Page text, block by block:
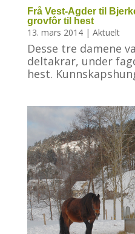
Frå Vest-Agder til
grovfôr til hest
13. mars 2014| Aktuelt
Desse tre damene
deltakrar, under
hest.